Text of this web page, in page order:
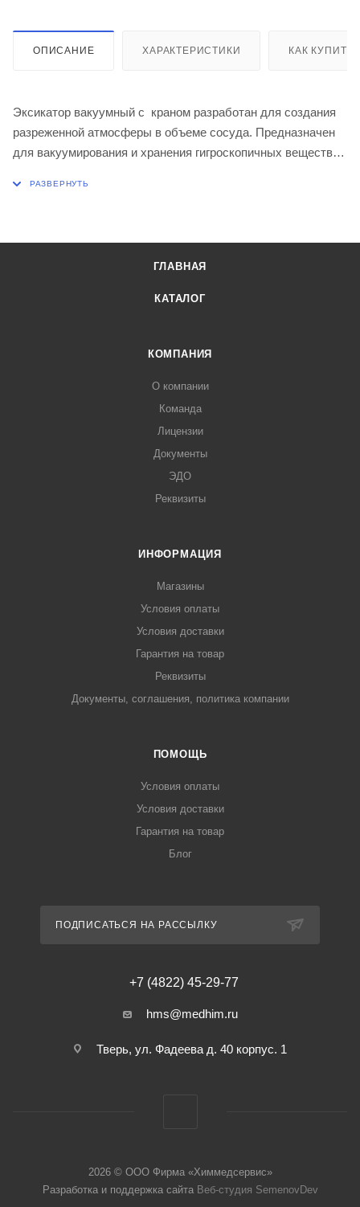
ОПИСАНИЕ ХАРАКТЕРИСТИКИ КАК КУПИТЬ
Эксикатор вакуумный с краном разработан для создания
разреженной атмосферы в объеме сосуда. Предназначен
для вакуумирования и хранения гигроскопичных веществ. В
Диаметр эксикатора 210 ± 5,0 мм
Диаметр вставки 176 ± 3,0 мм
ГЛАВНАЯ
КАТАЛОГ
КОМПАНИЯ
О компании
Команда
Лицензии
Документы
ЭДО
Реквизиты
ИНФОРМАЦИЯ
Магазины
Условия оплаты
Условия доставки
Гарантия на товар
Реквизиты
Документы, соглашения, политика компании
ПОМОЩЬ
Условия оплаты
Условия доставки
Гарантия на товар
Блог
ПОДПИСАТЬСЯ НА РАССЫЛКУ
+7 (4822) 45-29-77
hms@medhim.ru
Тверь, ул. Фадеева д. 40 корпус. 1
2026 © ООО Фирма «Химмедсервис»
Разработка и поддержка сайта Веб-студия SemenovDev